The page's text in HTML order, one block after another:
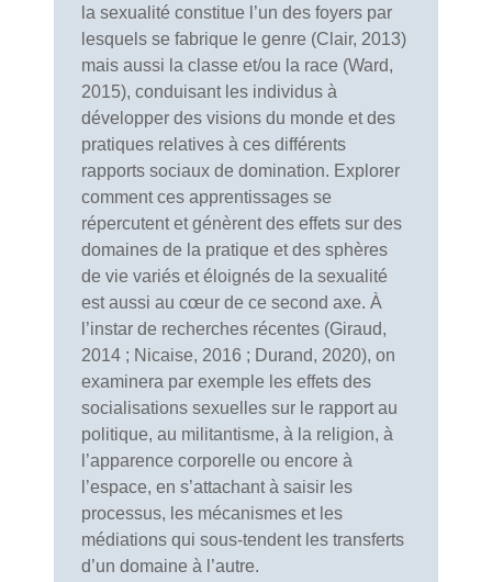
la sexualité constitue l’un des foyers par
lesquels se fabrique le genre (Clair, 2013)
mais aussi la classe et/ou la race (Ward,
2015), conduisant les individus à
développer des visions du monde et des
pratiques relatives à ces différents
rapports sociaux de domination. Explorer
comment ces apprentissages se
répercutent et génèrent des effets sur des
domaines de la pratique et des sphères
de vie variés et éloignés de la sexualité
est aussi au cœur de ce second axe. À
l’instar de recherches récentes (Giraud,
2014 ; Nicaise, 2016 ; Durand, 2020), on
examinera par exemple les effets des
socialisations sexuelles sur le rapport au
politique, au militantisme, à la religion, à
l’apparence corporelle ou encore à
l’espace, en s’attachant à saisir les
processus, les mécanismes et les
médiations qui sous-tendent les transferts
d’un domaine à l’autre.